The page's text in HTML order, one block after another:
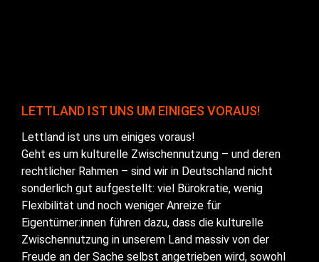
LETTLAND IST UNS UM EINIGES VORAUS!
Lettland ist uns um einiges voraus!
Geht es um kulturelle Zwischennutzung – und deren
rechtlicher Rahmen – sind wir in Deutschland nicht
sonderlich gut aufgestellt: viel Bürokratie, wenig
Flexibilität und noch weniger Anreize für
Eigentümer:innen führen dazu, dass die kulturelle
Zwischennutzung in unserem Land massiv von der
Freude an der Sache selbst angetrieben wird, sowohl